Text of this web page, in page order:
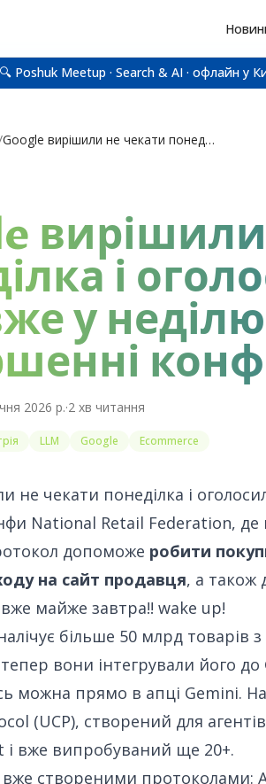
🔍 Poshuk Meetup · Search & AI · офлайн у
Google вирішили не чекати понеділка і оголосили про UCP вже у неділю по завершенні конфи National…
і
у
2026 р.·2 хв читання
LLM Google Ecommerce
не чекати понеділка і
National Retail Federation, де
допоможе робити
на сайт продавця, а також
майже завтра!! wake up!
більше 50 млрд товарів
тепер вони інтегрували його
можна прямо в апці Gemini.
(UCP), створений для
і вже випробуваний ще 20+.
вже створеними протоколами: